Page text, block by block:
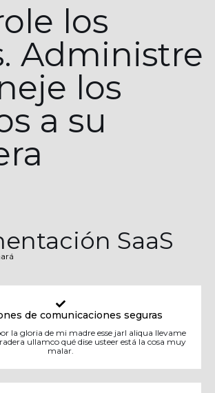
los
Administre
los
a su
SaaS
de comunicaciones seguras
la gloria de mi madre esse jarl aliqua llevame
ullamco qué dise usteer está la cosa muy
malar.